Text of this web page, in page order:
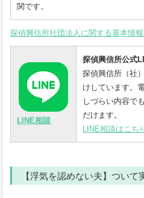
関です。
探偵興信所社団法人に関する基本情
LINE相談
探偵興信所公式
探偵興信所（社
けしています。
しづらい内容で
だけます。
LINE相談はこち
【浮気を認めない夫】ついて